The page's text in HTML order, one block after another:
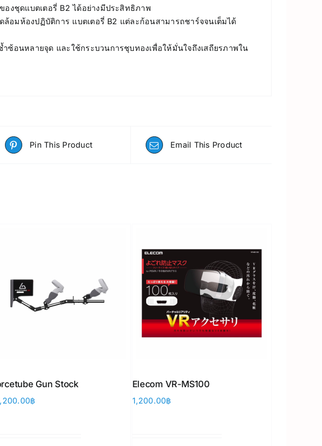
งชุดแบตเตอรี่ B2 ได้อย่างมีประสิทธิภาพ
อมห้องปฏิบัติการ แบตเตอรี่ B2 แต่ละก้อนสามารถชาร์จจนเต็มได้
อนหลายจุด และใช้กระบวนการชุบทองเพื่อให้มั่นใจถึงเสถียรภาพใน
Pin This Product Email This Product
Gun Stock
฿
Elecom VR-MS100
1,200.00฿